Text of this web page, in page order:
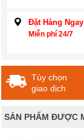
Đặt Hàng
Miễn phí 24/7
Tùy chọn
giao dịch
SẢN PHẨM ĐƯỢC